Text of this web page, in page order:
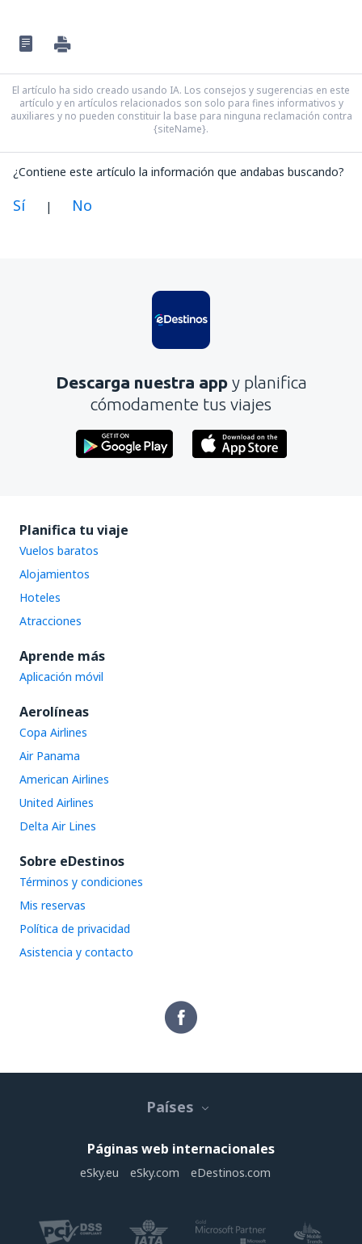
El artículo ha sido creado usando IA. Los consejos y sugerencias en este
artículo y en artículos relacionados son solo para fines informativos y
auxiliares y no pueden constituir la base para ninguna reclamación contra
{siteName}.
¿Contiene este artículo la información que andabas buscando?
Sí | No
Contiene información incorrecta
No profundiza en el tema
Enviar
Descarga nuestra app y planifica
cómodamente tus viajes
Planifica tu viaje
Vuelos baratos
Alojamientos
Hoteles
Atracciones
Aprende más
Aplicación móvil
Aerolíneas
Copa Airlines
Air Panama
American Airlines
United Airlines
Delta Air Lines
Sobre eDestinos
Términos y condiciones
Mis reservas
Política de privacidad
Asistencia y contacto
Países
Páginas web internacionales
eSky.eu eSky.com eDestinos.com